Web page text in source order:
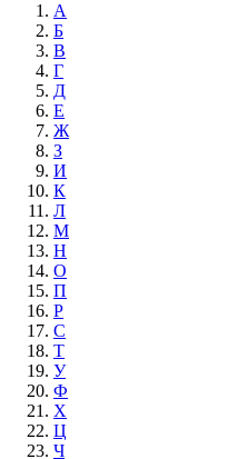
А
Б
В
Г
Д
Е
Ж
З
И
К
Л
М
Н
О
П
Р
С
Т
У
Ф
Х
Ц
Ч